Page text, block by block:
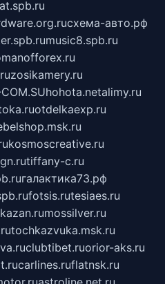
схема-авто.рф
music8.spb.ru
zosikamery.ru
hohota.netalimy.ru
otdelkaexp.ru
kosmoscreative.ru
tiffany-c.ru
галактика73.рф
fotsis.rutesiaes.ru
mossilver.ru
tochkazvuka.msk.ru
clubtibet.ruorior-aks.ru
carlines.ruflatnsk.ru